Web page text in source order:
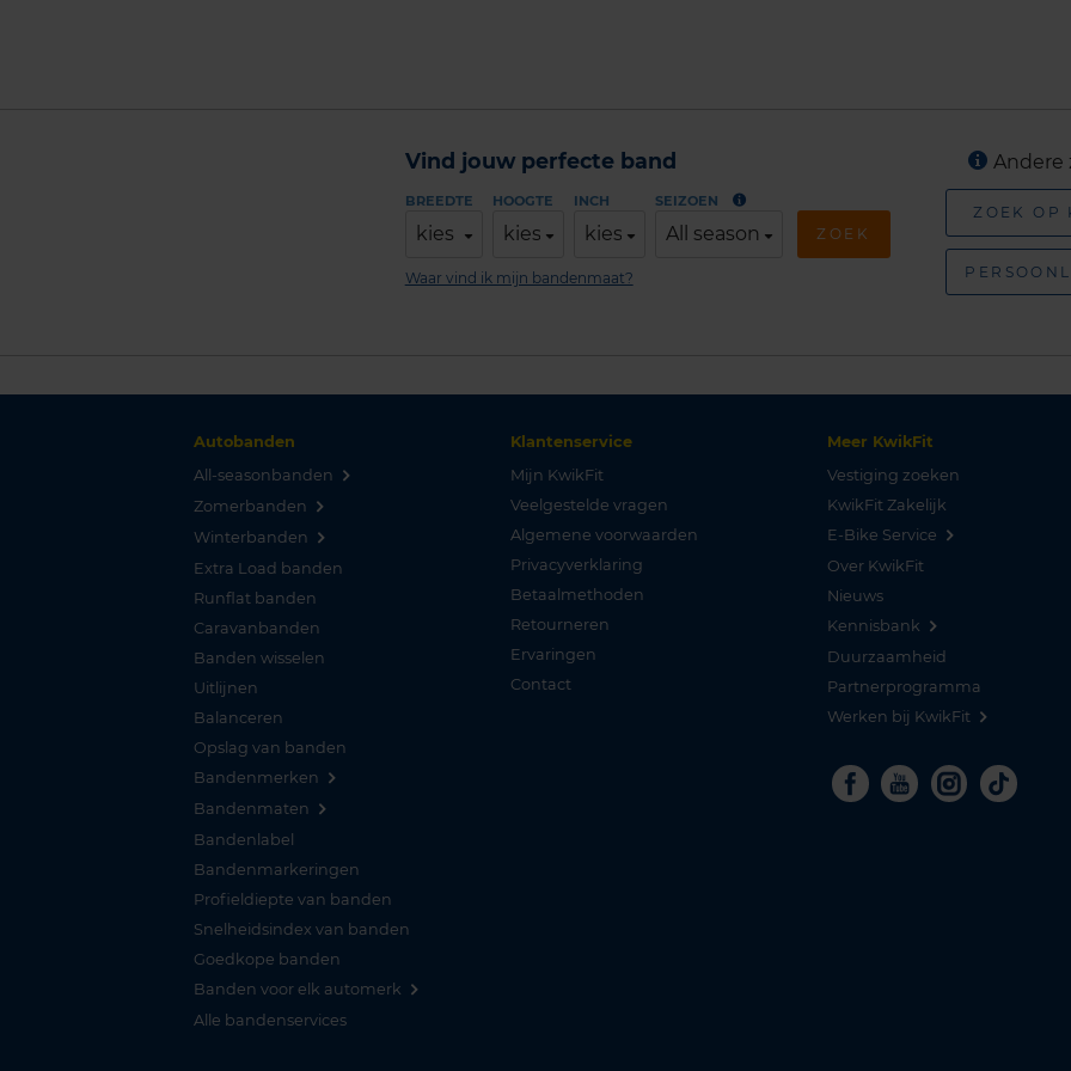
Vind jouw perfecte band
BREEDTE
kies
HOOGTE
kies
INCH
kies
SEIZOEN
All season ZOEK
Waar vind ik mijn bandenmaat?
Andere
ZOEK OP
Autobanden
All-seasonbanden
Zomerbanden
Winterbanden
Extra Load banden
Runflat banden
Caravanbanden
Banden wisselen
Uitlijnen
Balanceren
Opslag van banden
Bandenmerken
Bandenmaten
Bandenlabel
Bandenmarkeringen
Profieldiepte van banden
Snelheidsindex van banden
Goedkope banden
Banden voor elk automerk
Alle bandenservices
Klantenservice
Mijn KwikFit
Veelgestelde vragen
Algemene voorwaarden
Privacyverklaring
Betaalmethoden
Retourneren
Ervaringen
Contact
Meer KwikFit
Vestiging zoeken
KwikFit Zakelijk
E-Bike Service
Over KwikFit
Nieuws
Kennisbank
Duurzaamheid
Partnerprogramma
Werken bij KwikFit
Facebook
Youtube